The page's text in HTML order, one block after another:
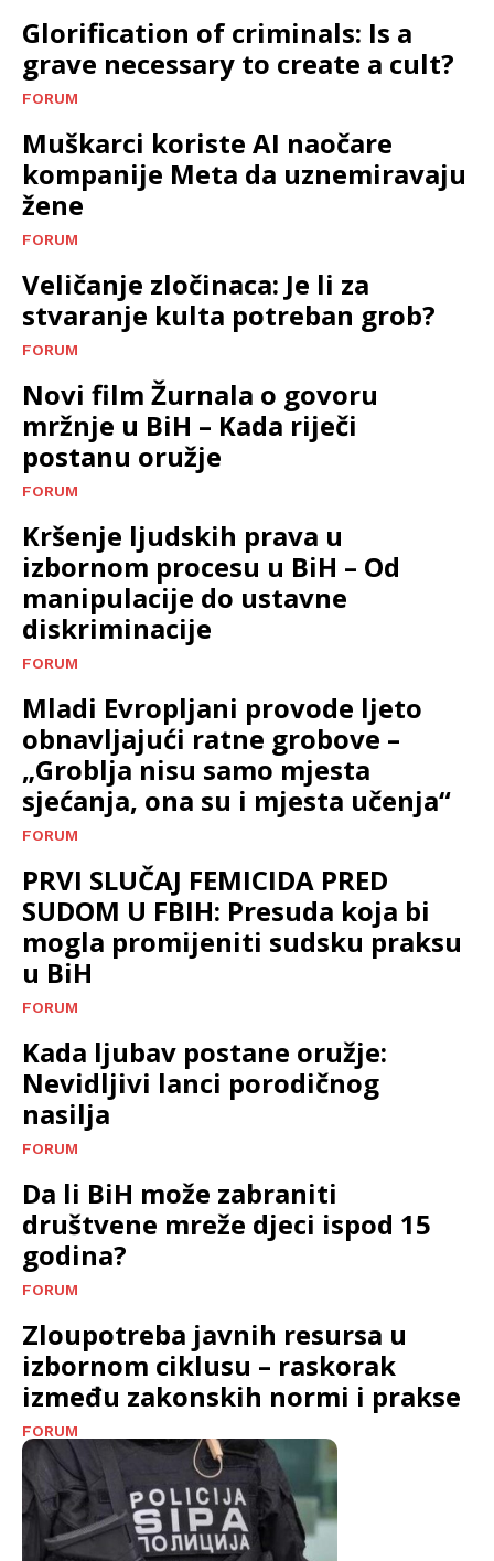
Glorification of criminals: Is a
grave necessary to create a cult?
FORUM
Muškarci koriste AI naočare
kompanije Meta da uznemiravaju
žene
FORUM
Veličanje zločinaca: Je li za
stvaranje kulta potreban grob?
FORUM
Novi film Žurnala o govoru
mržnje u BiH – Kada riječi
postanu oružje
FORUM
Kršenje ljudskih prava u
izbornom procesu u BiH – Od
manipulacije do ustavne
diskriminacije
FORUM
Mladi Evropljani provode ljeto
obnavljajući ratne grobove –
„Groblja nisu samo mjesta
sjećanja, ona su i mjesta učenja“
FORUM
PRVI SLUČAJ FEMICIDA PRED
SUDOM U FBIH: Presuda koja bi
mogla promijeniti sudsku praksu
u BiH
FORUM
Kada ljubav postane oružje:
Nevidljivi lanci porodičnog
nasilja
FORUM
Da li BiH može zabraniti
društvene mreže djeci ispod 15
godina?
FORUM
Zloupotreba javnih resursa u
izbornom ciklusu – raskorak
između zakonskih normi i prakse
FORUM